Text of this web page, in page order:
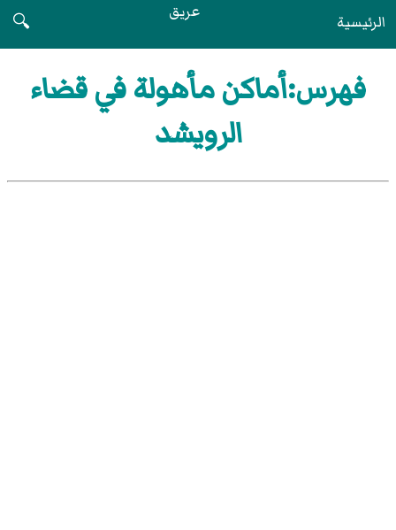
الرئيسية عريق
🔍
فهرس:أماكن مأهولة في قضاء
الرويشد